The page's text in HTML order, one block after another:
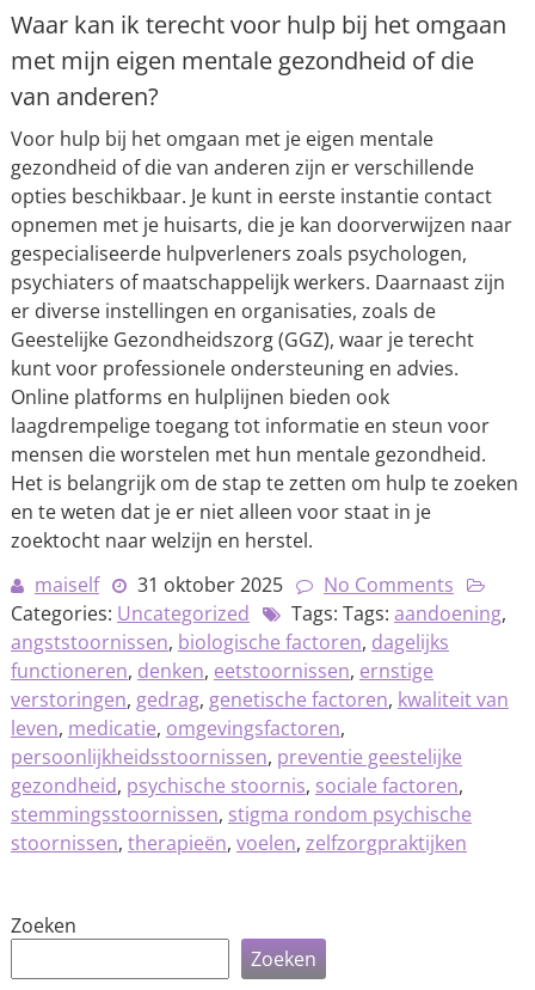
Waar kan ik terecht voor hulp bij het omgaan
met mijn eigen mentale gezondheid of die
van anderen?
Voor hulp bij het omgaan met je eigen mentale
gezondheid of die van anderen zijn er verschillende
opties beschikbaar. Je kunt in eerste instantie contact
opnemen met je huisarts, die je kan doorverwijzen naar
gespecialiseerde hulpverleners zoals psychologen,
psychiaters of maatschappelijk werkers. Daarnaast zijn
er diverse instellingen en organisaties, zoals de
Geestelijke Gezondheidszorg (GGZ), waar je terecht
kunt voor professionele ondersteuning en advies.
Online platforms en hulplijnen bieden ook
laagdrempelige toegang tot informatie en steun voor
mensen die worstelen met hun mentale gezondheid.
Het is belangrijk om de stap te zetten om hulp te zoeken
en te weten dat je er niet alleen voor staat in je
zoektocht naar welzijn en herstel.
maiself
31 oktober 2025
No Comments
Categories: Uncategorized Tags: Tags: aandoening,
angststoornissen, biologische factoren, dagelijks
functioneren, denken, eetstoornissen, ernstige
verstoringen, gedrag, genetische factoren, kwaliteit van
leven, medicatie, omgevingsfactoren,
persoonlijkheidsstoornissen, preventie geestelijke
gezondheid, psychische stoornis, sociale factoren,
stemmingsstoornissen, stigma rondom psychische
stoornissen, therapieën, voelen, zelfzorgpraktijken
Zoeken
Zoeken